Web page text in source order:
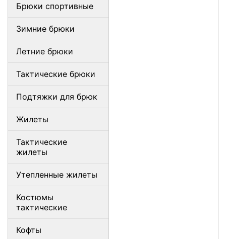
Брюки спортивные
Зимние брюки
Летние брюки
Тактические брюки
Подтяжки для брюк
Жилеты
Тактические
жилеты
Утепленные жилеты
Костюмы
тактические
Кофты